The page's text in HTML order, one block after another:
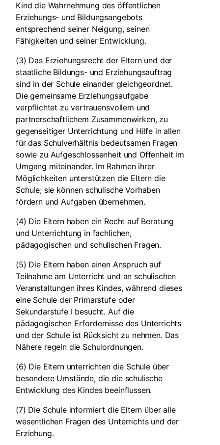
Kind die Wahrnehmung des öffentlichen
Erziehungs- und Bildungsangebots
entsprechend seiner Neigung, seinen
Fähigkeiten und seiner Entwicklung.
(3) Das Erziehungsrecht der Eltern und der
staatliche Bildungs- und Erziehungsauftrag
sind in der Schule einander gleichgeordnet.
Die gemeinsame Erziehungsaufgabe
verpflichtet zu vertrauensvollem und
partnerschaftlichem Zusammenwirken, zu
gegenseitiger Unterrichtung und Hilfe in allen
für das Schulverhältnis bedeutsamen Fragen
sowie zu Aufgeschlossenheit und Offenheit im
Umgang miteinander. Im Rahmen ihrer
Möglichkeiten unterstützen die Eltern die
Schule; sie können schulische Vorhaben
fördern und Aufgaben übernehmen.
(4) Die Eltern haben ein Recht auf Beratung
und Unterrichtung in fachlichen,
pädagogischen und schulischen Fragen.
(5) Die Eltern haben einen Anspruch auf
Teilnahme am Unterricht und an schulischen
Veranstaltungen ihres Kindes, während dieses
eine Schule der Primarstufe oder
Sekundarstufe I besucht. Auf die
pädagogischen Erfordernisse des Unterrichts
und der Schule ist Rücksicht zu nehmen. Das
Nähere regeln die Schulordnungen.
(6) Die Eltern unterrichten die Schule über
besondere Umstände, die die schulische
Entwicklung des Kindes beeinflussen.
(7) Die Schule informiert die Eltern über alle
wesentlichen Fragen des Unterrichts und der
Erziehung.